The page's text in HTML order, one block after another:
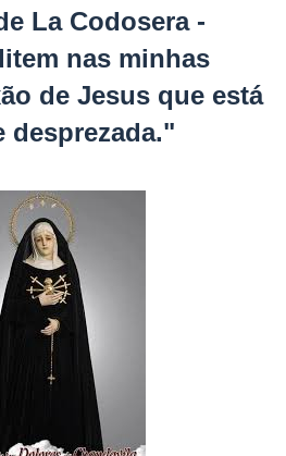
La Codosera -
nas minhas
de Jesus que está
desprezada."